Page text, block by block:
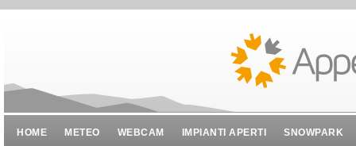
HOME METEO WEBCAM IMPIANTI APERTI SNOWPARK